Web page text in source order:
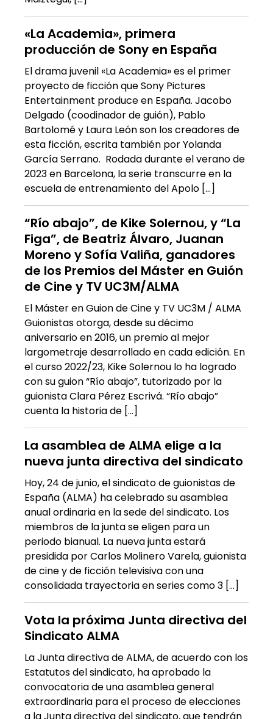
«La Academia», primera
producción de Sony en España
El drama juvenil «La Academia» es el primer
proyecto de ficción que Sony Pictures
Entertainment produce en España. Jacobo
Delgado (coodinador de guión), Pablo
Bartolomé y Laura León son los creadores de
esta ficción, escrita también por Yolanda
García Serrano. Rodada durante el verano de
2023 en Barcelona, la serie transcurre en la
escuela de entrenamiento del Apolo […]
“Río abajo”, de Kike Solernou, y “La
Figa”, de Beatriz Álvaro, Juanan
Moreno y Sofía Valiña, ganadores
de los Premios del Máster en Guión
de Cine y TV UC3M/ALMA
El Máster en Guion de Cine y TV UC3M / ALMA
Guionistas otorga, desde su décimo
aniversario en 2016, un premio al mejor
largometraje desarrollado en cada edición. En
el curso 2022/23, Kike Solernou lo ha logrado
con su guion “Río abajo”, tutorizado por la
guionista Clara Pérez Escrivá. “Río abajo”
cuenta la historia de […]
La asamblea de ALMA elige a la
nueva junta directiva del sindicato
Hoy, 24 de junio, el sindicato de guionistas de
España (ALMA) ha celebrado su asamblea
anual ordinaria en la sede del sindicato. Los
miembros de la junta se eligen para un
periodo bianual. La nueva junta estará
presidida por Carlos Molinero Varela, guionista
de cine y de ficción televisiva con una
consolidada trayectoria en series como 3 […]
Vota la próxima Junta directiva del
Sindicato ALMA
La Junta directiva de ALMA, de acuerdo con los
Estatutos del sindicato, ha aprobado la
convocatoria de una asamblea general
extraordinaria para el proceso de elecciones
a la Junta directiva del sindicato, que tendrán